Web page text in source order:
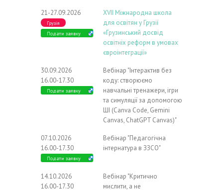
21-27.09.2026
Грузія
Подати заявку
ХVIІ Міжнародна школа
для освітян у Грузії
«Грузинський досвід
освітніх реформ в умовах
євроінтеграції»
30.09.2026
16.00-17.30
Подати заявку
Вебінар "Інтерактив без
коду: створюємо
навчальні тренажери, ігри
та симуляції за допомогою
ШІ (Canva Code, Gemini
Canvas, ChatGPT Canvas)"
07.10.2026
16.00-17.30
Подати заявку
Вебінар "Педагогічна
інтернатура в ЗЗСО"
14.10.2026
16.00-17.30
Вебінар "Критично
мислити, а не